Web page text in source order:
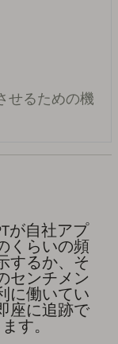
せるための機
が自社アプ
くらいの頻
するか、そ
センチメン
に働いてい
座に追跡で
す。